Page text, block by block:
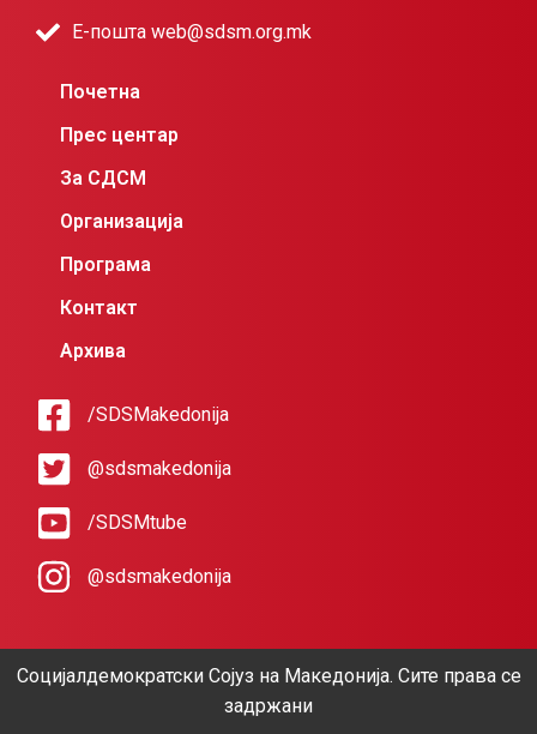
Е-пошта web@sdsm.org.mk
Почетна
Прес центар
За СДСМ
Организација
Програма
Контакт
Архива
/SDSMakedonija
@sdsmakedonija
/SDSMtube
@sdsmakedonija
Социјалдемократски Сојуз на Македонија. Сите права се
задржани